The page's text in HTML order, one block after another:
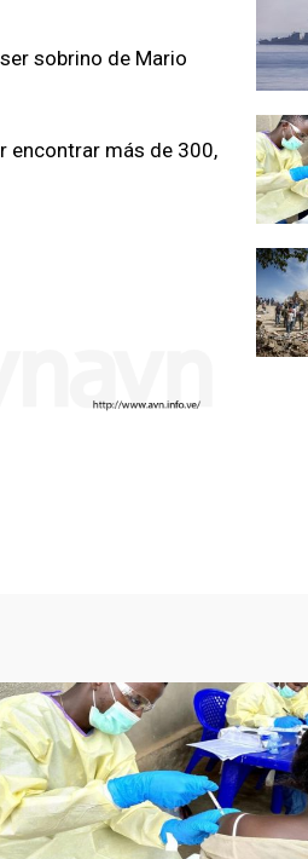
sobrino de Mario
encontrar más de 300,